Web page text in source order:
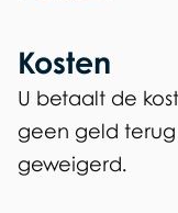
i
t
e
I
extern)
Kosten
U betaalt de
geen geld
geweigerd.